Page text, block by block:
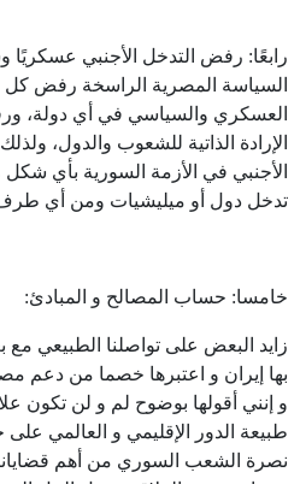
رابعًا: رفض التدخل الأجنبي عسكريًا
السياسة المصرية الراسخة رفض كل
العسكري والسياسي في أي دولة،
الإرادة الذاتية للشعوب والدول،
الأجنبي في الأزمة السورية بأي
تدخل دول أو ميليشيات ومن أي
خامسا: حساب المصالح و المبادئ:
زايد البعض على تواصلنا الطبيعي مع
بها إيران و اعتبرها خصما من دعم
و إنني أقولها بوضوح لم و لن تكون
طبيعة الدور الإقليمي و العالمي على
نصرة الشعب السوري من أهم